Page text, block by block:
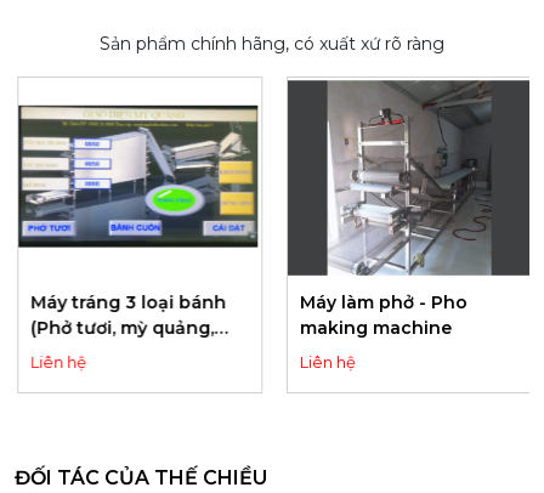
Sản phẩm chính hãng, có xuất xứ rõ ràng
Máy tráng 3 loại bánh
(Phở tươi, mỳ quảng,
bánh cuốn, bánh ướt) -
Machine to coat 3 types
paper)
Liên hệ
Máy làm phở - Pho
making machine
Liên hệ
ĐỐI TÁC CỦA THẾ CHIỀU